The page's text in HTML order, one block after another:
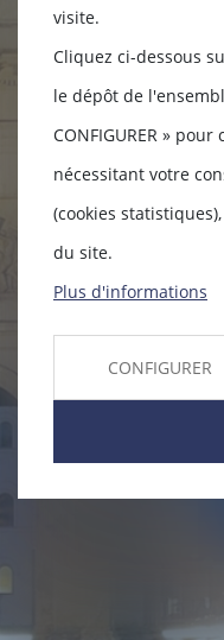
DROIT
DROIT
DROIT
DROIT
visite.
Cliquez ci-dessous
le dépôt de
CONFIGURER »
nécessitant votre
(cookies
du site.
Plus d'informations
CONFIGURER